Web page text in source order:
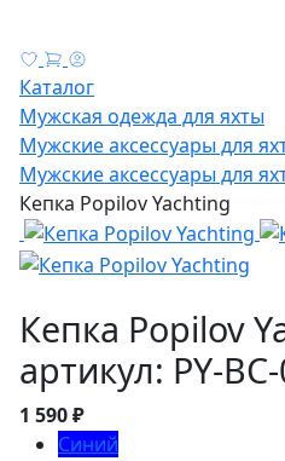
Каталог
Мужская одежда для яхты
Мужские аксессуары для
Мужские аксессуары для
Кепка Popilov Yachting
Кепка Popilov
артикул: PY-
1 590 ₽
Синий